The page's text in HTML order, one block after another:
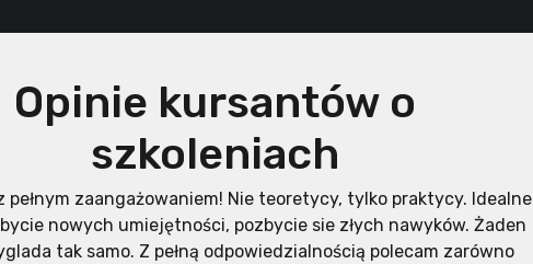
Opinie kursantów o
szkoleniach
zaangażowaniem! Nie teoretycy, tylko praktycy. Idealne
nowych umiejętności, pozbycie sie złych nawyków. Żaden
tak samo. Z pełną odpowiedzialnością polecam zarówno